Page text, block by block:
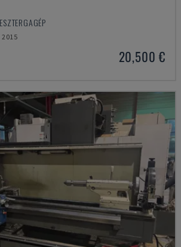
2015
20,500 €